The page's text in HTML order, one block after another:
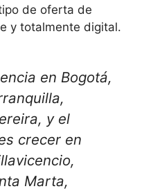
de oferta de
y totalmente digital.
en Bogotá,
y el
crecer en
Marta,